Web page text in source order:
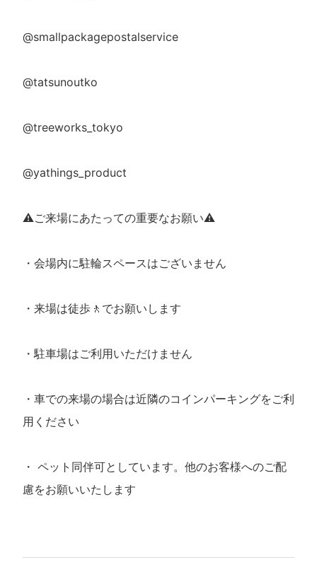
@smallpackagepostalservice
@tatsunoutko
@treeworks_tokyo
@yathings_product
⚠️ご来場にあたっての重要なお願い⚠️
・会場内に駐輪スペースはございません
・来場は徒歩🚶でお願いします
・駐車場はご利用いただけません
・車での来場の場合は近隣のコインパーキングをご利
用ください
・ ペット同伴可としています。他のお客様へのご配
慮をお願いいたします